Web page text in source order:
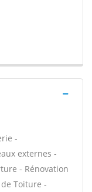
-
externes -
- Rénovation
Toiture -